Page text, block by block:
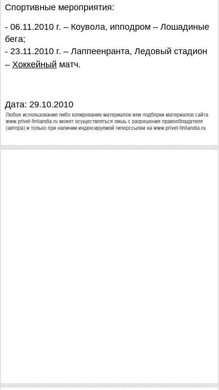
Спортивные мероприятия:
- 06.11.2010 г. – Коувола, ипподром – Лошадиные
бега;
- 23.11.2010 г. – Лаппеенранта, Ледовый стадион
– Хоккейный матч.
Дата: 29.10.2010